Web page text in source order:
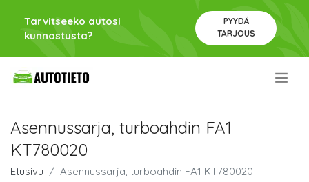
Tarvitseeko autosi
kunnostusta?
PYYDÄ
TARJOUS
Asennussarja, turboahdin FA1
KT780020
Etusivu Asennussarja, turboahdin FA1 KT780020